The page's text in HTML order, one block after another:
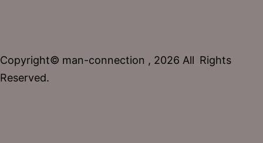
Copyright© man-connection , 2026 All Rights
Reserved.